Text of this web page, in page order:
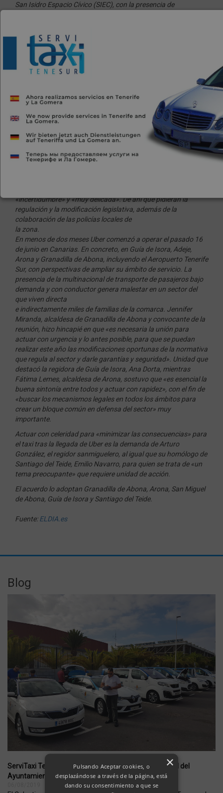
San Isidro Espacio Cívico (SIEC), con la presencia de
Lemes (Arona) y Ana Dorta (Guía de
Isora), así como los alcaldes Arturo González (San Miguel de
Abona) y Emilio Navarro (Santiago del Teide).
El acuerdo, del que también participaron los concejales de
Ejecutivo regional en la normativa actual deben «introducir
factores de sostenibilidad y de congestión del tráfico», es decir,
de estricta libre competencia y de las particularidades de la
Este acuerdo será trasladado al Cabildo de Tenerife y al
Gobierno de Canarias, con el propósito de mantener una
reunión conjunta de tales administraciones.
«incertidumbre» y «muy delicada». De ahí que pidieran la
regulación y la modificación legislativa, además de la
colaboración de las policías locales de
la zona.
En menos de dos meses Uber comenzó a operar el pasado 16
de junio en Canarias. En concreto, en Guía de Isora, Adeje,
Arona y Granadilla de Abona, incluyendo el Aeropuerto Tenerife
Sur, con perspectivas de ampliar su ámbito de servicio. La
presencia de la multinacional de transporte de pasajeros bajo
demanda y con conductor genera malestar en un sector del
que viven directa
e indirectamente miles de familias de la comarca. Jennifer
Miranda, alcaldesa de Granadilla de Abona y convocante de la
reunión, hizo hincapié en que «es necesaria la unión para
actuar con urgencia y lo antes posible, para que se puedan
realizar este año las modificaciones oportunas de la normativa
que regula al sector y darle garantías y seguridad». Unidad que
destacó la regidora de Guía de Isora, Ana Dorta, mientras
Fátima Lemes, alcaldesa de Arona, sostuvo que «es esencial la
buena sintonía entre todos y actuar con rapidez», con el fin de
«buscar los mecanismos legales en todos los ámbitos para
crear un bloque común en defensa del sector» muy
importante.
Actuar con celeridad para «minimizar las consecuencias» para
el taxi tras la llegada de Uber es la demanda de Arturo
González, el regidor sanmiguelero, al igual que su homólogo de
Santiago del Teide, Emilio Navarro, para quien se trata de «un
tema preocupante» que requiere unidad de acción.
El acuerdo lo adoptan Granadilla de Abona, Arona, San Miguel
de Abona, Guía de Isora y Santiago del Teide.
Fuente:ELDIA.es
Blog
ServiTaxi TeneSur supera con éxito la inspección anual del
Ayuntamiento.
Pulsando Aceptar cookies, o
desplazándose a través de la página, está
dando su consentimiento a que se
×